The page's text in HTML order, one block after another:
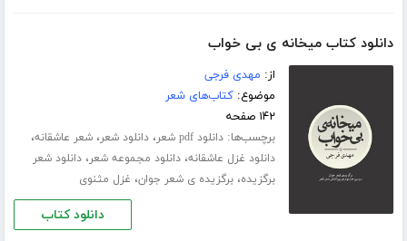
دانلود کتاب میخانه ی بی خواب
از: مهدی فرجی
موضوع:کتاب‌های شعر
۱۴۲ صفحه
برچسب‌ها:دانلود pdf شعر ،دانلود شعر،شعر عاشقانه،
دانلود غزل عاشقانه،دانلود مجموعه شعر،دانلود شعر
برگزیده،برگزیده ی شعر جوان، غزل مثنوی
دانلود کتاب